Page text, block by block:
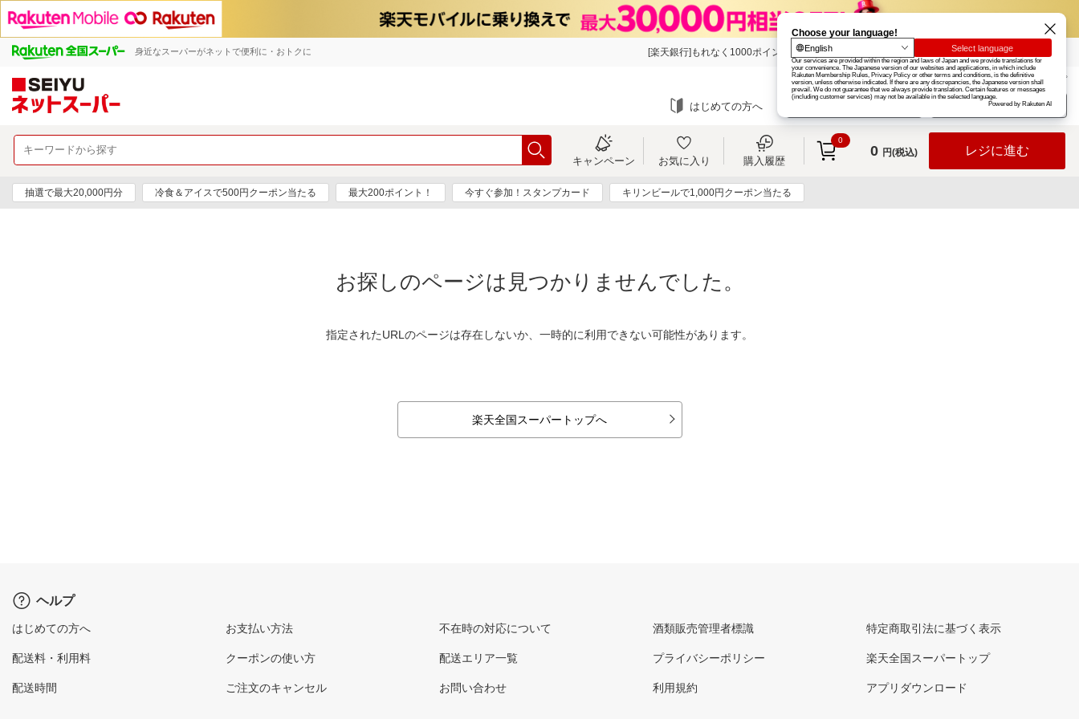
身近なスーパーがネットで便利に・おトクに [楽天銀行]もれなく1000ポイント 楽天グループ カード
お知らせ ヘルプ
はじめての方へ ログイン
キャンペーン お気に入り 購入履歴
0
0 円(税込) レジに進む
抽選で最大20,000円分 冷食＆アイスで500円クーポン当たる 最大200ポイント！ 今すぐ参加！スタンプカード キリンビールで1,000円クーポン当たる
お探しのページは見つかりませんでした。
指定されたURLのページは存在しないか、一時的に利用できない可能性があります。
楽天全国スーパートップへ
ヘルプ
はじめての方へ
配送料・利用料
配送時間
お支払い方法
クーポンの使い方
ご注文のキャンセル
不在時の対応について
配送エリア一覧
お問い合わせ
酒類販売管理者標識
プライバシーポリシー
利用規約
特定商取引法に基づく表示
楽天全国スーパートップ
アプリダウンロード